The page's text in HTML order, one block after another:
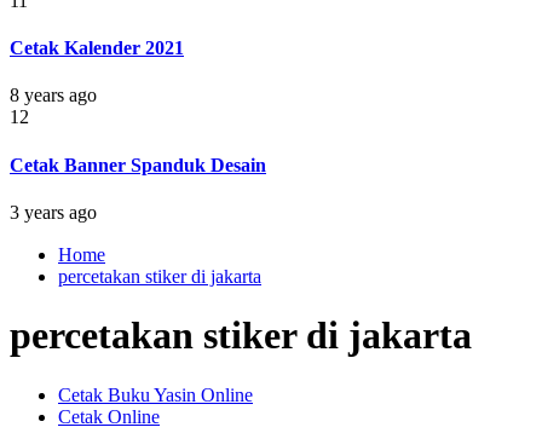
Cetak Kalender 2021
8 years ago
12
Cetak Banner Spanduk Desain
3 years ago
Home
percetakan stiker di jakarta
percetakan stiker di jakarta
Cetak Buku Yasin Online
Cetak Online